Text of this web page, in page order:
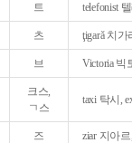
트 telefonist
츠 ţigarǎ 치가
브 Victoria 빅
크스,
ㄱ스
taxi 탁시,
즈 ziar 지아